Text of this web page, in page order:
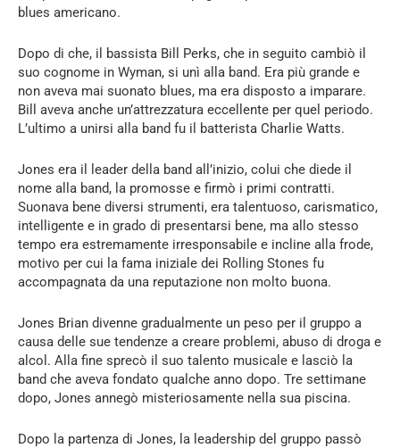
blues americano.
Dopo di che, il bassista Bill Perks, che in seguito cambiò il
suo cognome in Wyman, si unì alla band. Era più grande e
non aveva mai suonato blues, ma era disposto a imparare.
Bill aveva anche un’attrezzatura eccellente per quel periodo.
L’ultimo a unirsi alla band fu il batterista Charlie Watts.
Jones era il leader della band all’inizio, colui che diede il
nome alla band, la promosse e firmò i primi contratti.
Suonava bene diversi strumenti, era talentuoso, carismatico,
intelligente e in grado di presentarsi bene, ma allo stesso
tempo era estremamente irresponsabile e incline alla frode,
motivo per cui la fama iniziale dei Rolling Stones fu
accompagnata da una reputazione non molto buona.
Jones Brian divenne gradualmente un peso per il gruppo a
causa delle sue tendenze a creare problemi, abuso di droga e
alcol. Alla fine sprecò il suo talento musicale e lasciò la
band che aveva fondato qualche anno dopo. Tre settimane
dopo, Jones annegò misteriosamente nella sua piscina.
Dopo la partenza di Jones, la leadership del gruppo passò